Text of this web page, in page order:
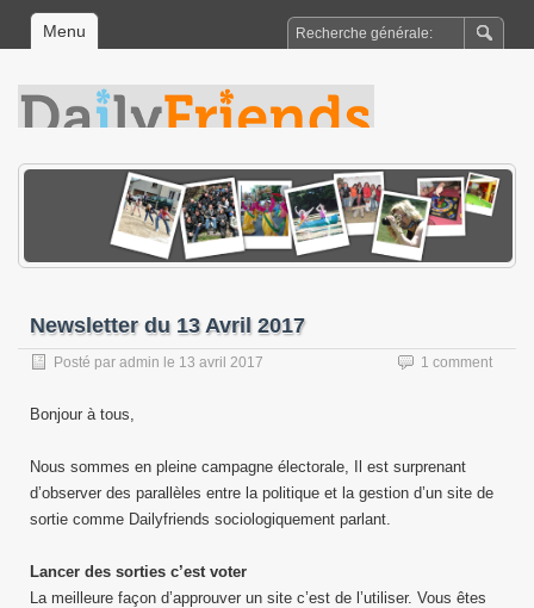
Menu
Newsletter du 13 Avril 2017
Posté par admin le 13 avril 2017 1 comment
Bonjour à tous,
Nous sommes en pleine campagne électorale, Il est surprenant
d’observer des parallèles entre la politique et la gestion d’un site de
sortie comme Dailyfriends sociologiquement parlant.
Lancer des sorties c’est voter
La meilleure façon d’approuver un site c’est de l’utiliser. Vous êtes